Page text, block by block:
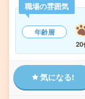
職場の雰囲気
年齢層
20
気になる!